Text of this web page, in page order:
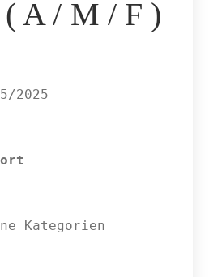
A / M / F )
2025
Kategorien